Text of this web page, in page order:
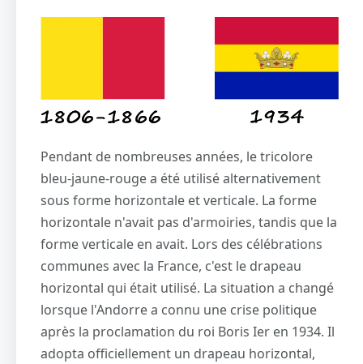
Pendant de nombreuses années, le tricolore
bleu-jaune-rouge a été utilisé alternativement
sous forme horizontale et verticale. La forme
horizontale n'avait pas d'armoiries, tandis que la
forme verticale en avait. Lors des célébrations
communes avec la France, c'est le drapeau
horizontal qui était utilisé. La situation a changé
lorsque l'Andorre a connu une crise politique
après la proclamation du roi Boris Ier en 1934. Il
adopta officiellement un drapeau horizontal,